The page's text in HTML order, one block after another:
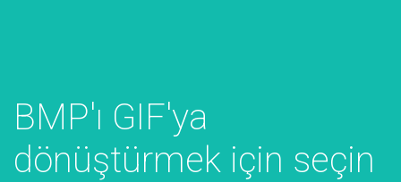
BMP'ı GIF'ya
dönüştürmek için seçin